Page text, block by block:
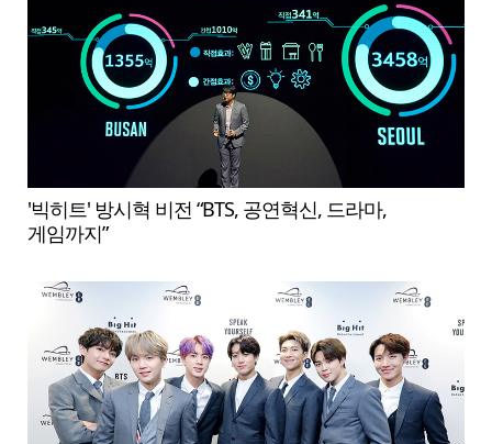
'빅히트' 방시혁 비전 “BTS, 공연혁신, 드라마,
게임까지”